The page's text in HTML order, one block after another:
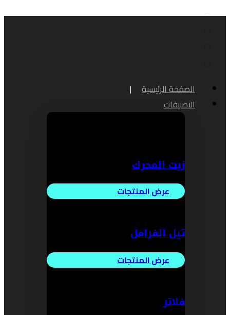
الصفحة الرئيسية
التصنيفات
زيت المحرك
عرض المنتجات
تيل الفرامل
عرض المنتجات
فلاتر